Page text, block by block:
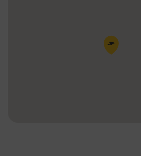
Pin de la carte